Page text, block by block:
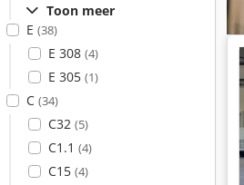
Toon meer
E (38)
E 308 (4)
E 305 (1)
C (34)
C32 (5)
C1.1 (4)
C15 (4)